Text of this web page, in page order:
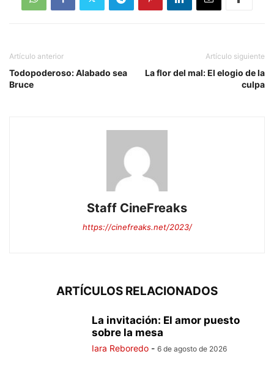
Artículo anterior
Todopoderoso: Alabado sea
Bruce
Artículo siguiente
La flor del mal: El elogio de la
culpa
Staff CineFreaks
https://cinefreaks.net/2023/
ARTÍCULOS RELACIONADOS
La invitación: El amor puesto
sobre la mesa
Iara Reboredo - 6 de agosto de 2026